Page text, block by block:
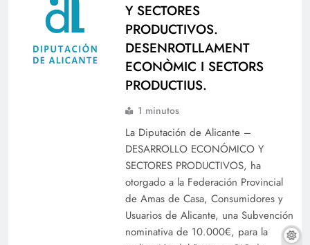
Y SECTORES
PRODUCTIVOS.
DESENROTLLAMENT
ECONÒMIC I SECTORS
PRODUCTIUS.
1 minutos
La Diputación de Alicante –
DESARROLLO ECONÓMICO Y
SECTORES PRODUCTIVOS, ha
otorgado a la Federación Provincial
de Amas de Casa, Consumidores y
Usuarios de Alicante, una Subvención
nominativa de 10.000€, para la